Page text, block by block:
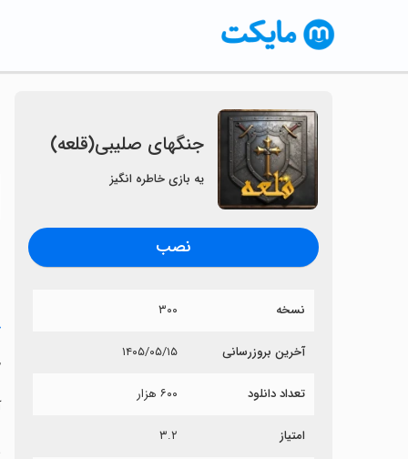
‏‏‏جنگهای صلیبی(قلعه)
یه بازی خاطره انگیز
نصب
نسخه ۳۰۰
آخرین بروزرسانی ۱۴۰۵/۰۵/۱۵
تعداد دانلود ۶۰۰ هزار
امتیاز ۳.۲